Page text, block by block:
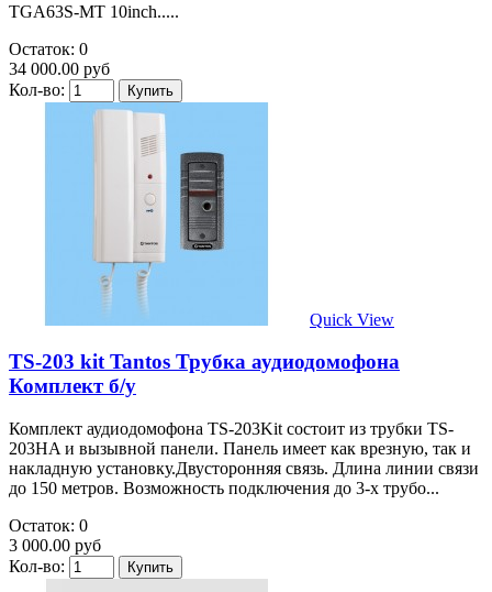
TGA63S-MT 10inch.....
Остаток: 0
34 000.00 руб
Кол-во:
Quick View
TS-203 kit Tantos Трубка аудиодомофона
Комплект б/у
Комплект аудиодомофона TS-203Kit состоит из трубки TS-
203HA и вызывной панели. Панель имеет как врезную, так и
накладную установку.Двусторонняя связь. Длина линии связи
до 150 метров. Возможность подключения до 3-х трубо...
Остаток: 0
3 000.00 руб
Кол-во: